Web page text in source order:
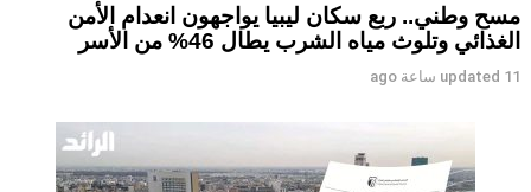
مسح وطني.. ربع سكان ليبيا يواجهون انعدام الأمن
الغذائي وتلوث مياه الشرب يطال 46% من الأسر
updated 11 ساعة ago